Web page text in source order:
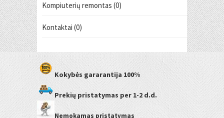
Kompiuterių remontas (0)
Kontaktai (0)
Kokybės gararantija 100%
Prekių pristatymas per 1-2 d.d.
Nemokamas pristatymas